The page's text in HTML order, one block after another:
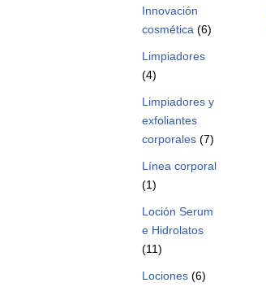
Innovación
cosmética (6)
Limpiadores
(4)
Limpiadores y
exfoliantes
corporales (7)
Línea corporal
(1)
Loción Serum
e Hidrolatos
(11)
Lociones (6)